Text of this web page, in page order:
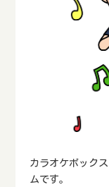
カラオケボック
ムです。